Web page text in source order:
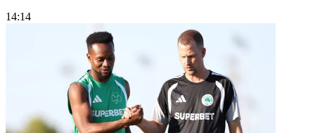
14:14